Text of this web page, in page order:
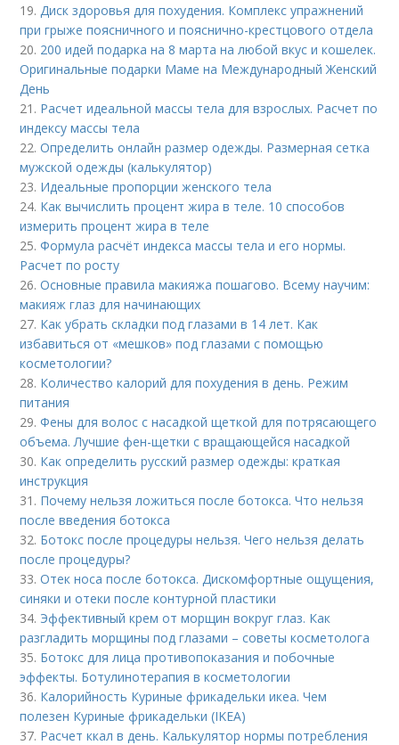
19. Диск здоровья для похудения. Комплекс упражнений
при грыже поясничного и пояснично-крестцового отдела
20. 200 идей подарка на 8 марта на любой вкус и кошелек.
Оригинальные подарки Маме на Международный Женский
День
21. Расчет идеальной массы тела для взрослых. Расчет по
индексу массы тела
22.Определить онлайн размер одежды. Размерная сетка
мужской одежды (калькулятор)
23. Идеальные пропорции женского тела
24. Как вычислить процент жира в теле. 10 способов
измерить процент жира в теле
25.Формула расчёт индекса массы тела и его нормы.
Расчет по росту
26.Основные правила макияжа пошагово. Всему научим:
макияж глаз для начинающих
27. Как убрать складки под глазами в 14 лет. Как
избавиться от «мешков» под глазами с помощью
косметологии?
28. Количество калорий для похудения в день. Режим
питания
29.Фены для волос с насадкой щеткой для потрясающего
объема. Лучшие фен-щетки с вращающейся насадкой
30. Как определить русский размер одежды: краткая
инструкция
31. Почему нельзя ложиться после ботокса. Что нельзя
после введения ботокса
32. Ботокс после процедуры нельзя. Чего нельзя делать
после процедуры?
33.Отек носа после ботокса. Дискомфортные ощущения,
синяки и отеки после контурной пластики
34. Эффективный крем от морщин вокруг глаз. Как
разгладить морщины под глазами – советы косметолога
35. Ботокс для лица противопоказания и побочные
эффекты. Ботулинотерапия в косметологии
36. Калорийность Куриные фрикадельки икеа. Чем
полезен Куриные фрикадельки (IKEA)
37. Расчет ккал в день. Калькулятор нормы потребления